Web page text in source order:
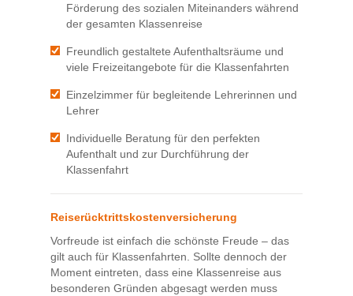
Förderung des sozialen Miteinanders während
der gesamten Klassenreise
Freundlich gestaltete Aufenthaltsräume und
viele Freizeitangebote für die Klassenfahrten
Einzelzimmer für begleitende Lehrerinnen und
Lehrer
Individuelle Beratung für den perfekten
Aufenthalt und zur Durchführung der
Klassenfahrt
Reiserücktrittskostenversicherung
Vorfreude ist einfach die schönste Freude – das
gilt auch für Klassenfahrten. Sollte dennoch der
Moment eintreten, dass eine Klassenreise aus
besonderen Gründen abgesagt werden muss